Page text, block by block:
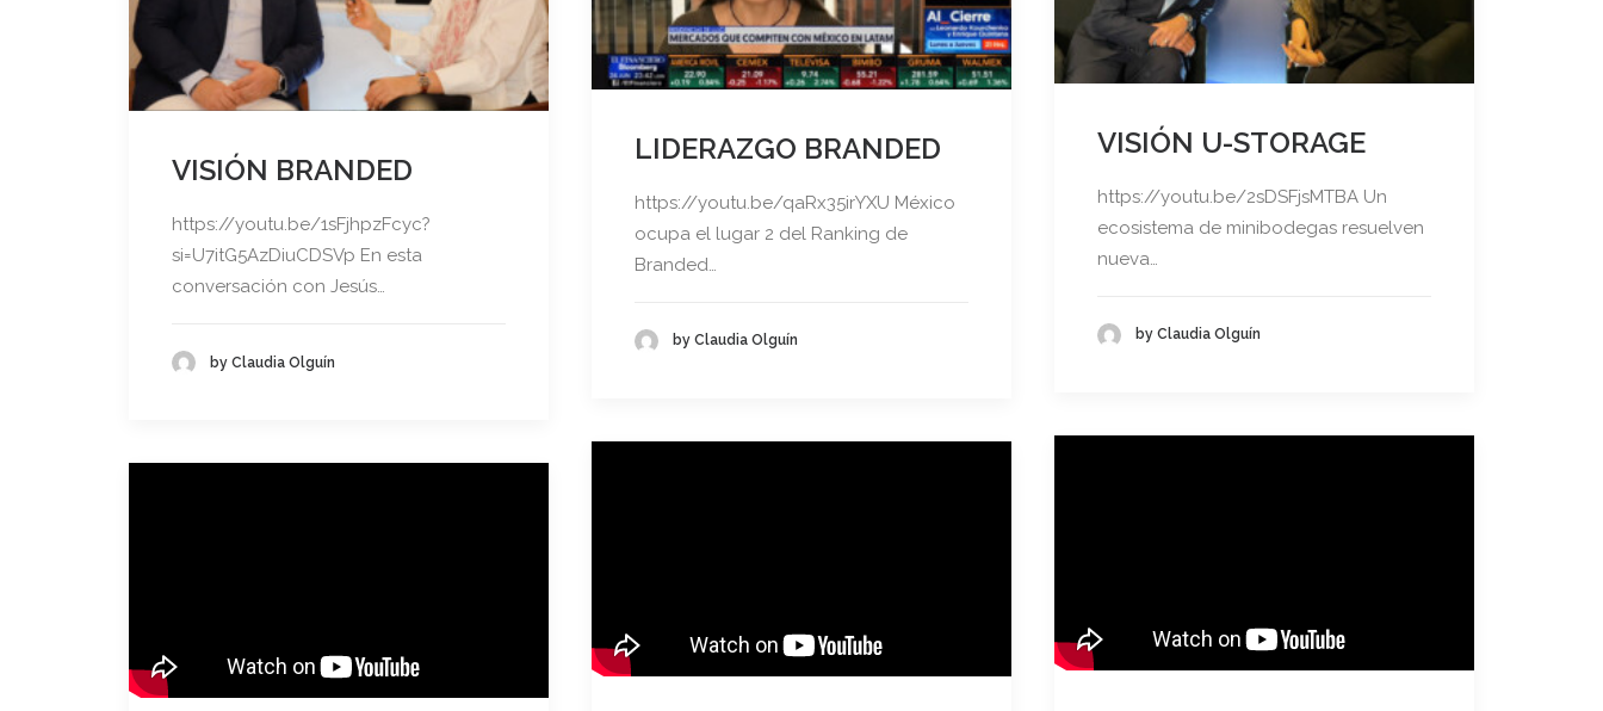
VISIÓN U-STORAGE
https://youtu.be/2sDSFjsMTBA Un
ecosistema de minibodegas resuelven
nueva…
by Claudia Olguín
VISIÓN BRANDED
https://youtu.be/1sFjhpzFcyc?
si=U7itG5AzDiuCDSVp En esta
conversación con Jesús…
by Claudia Olguín
LIDERAZGO BRANDED
https://youtu.be/qaRx35irYXU México
ocupa el lugar 2 del Ranking de
Branded…
by Claudia Olguín